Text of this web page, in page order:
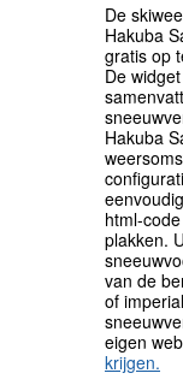
De
Hakuba
gratis op
De
Hakuba
html-
plakken.
van de
of
eigen
krijgen.